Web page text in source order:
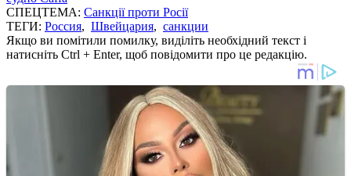
СПЕЦТЕМА: Санкції проти Росії
ТЕГИ: Россия, Швейцария, санкции
Якщо ви помітили помилку, виділіть необхідний текст і
натисніть Ctrl + Enter, щоб повідомити про це редакцію.